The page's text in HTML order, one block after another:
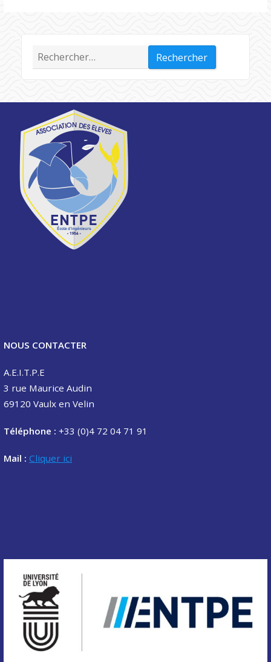
Rechercher :
NOUS CONTACTER
A.E.I.T.P.E
3 rue Maurice Audin
69120 Vaulx en Velin
Téléphone : +33 (0)4 72 04 71 91
Mail : Cliquer ici